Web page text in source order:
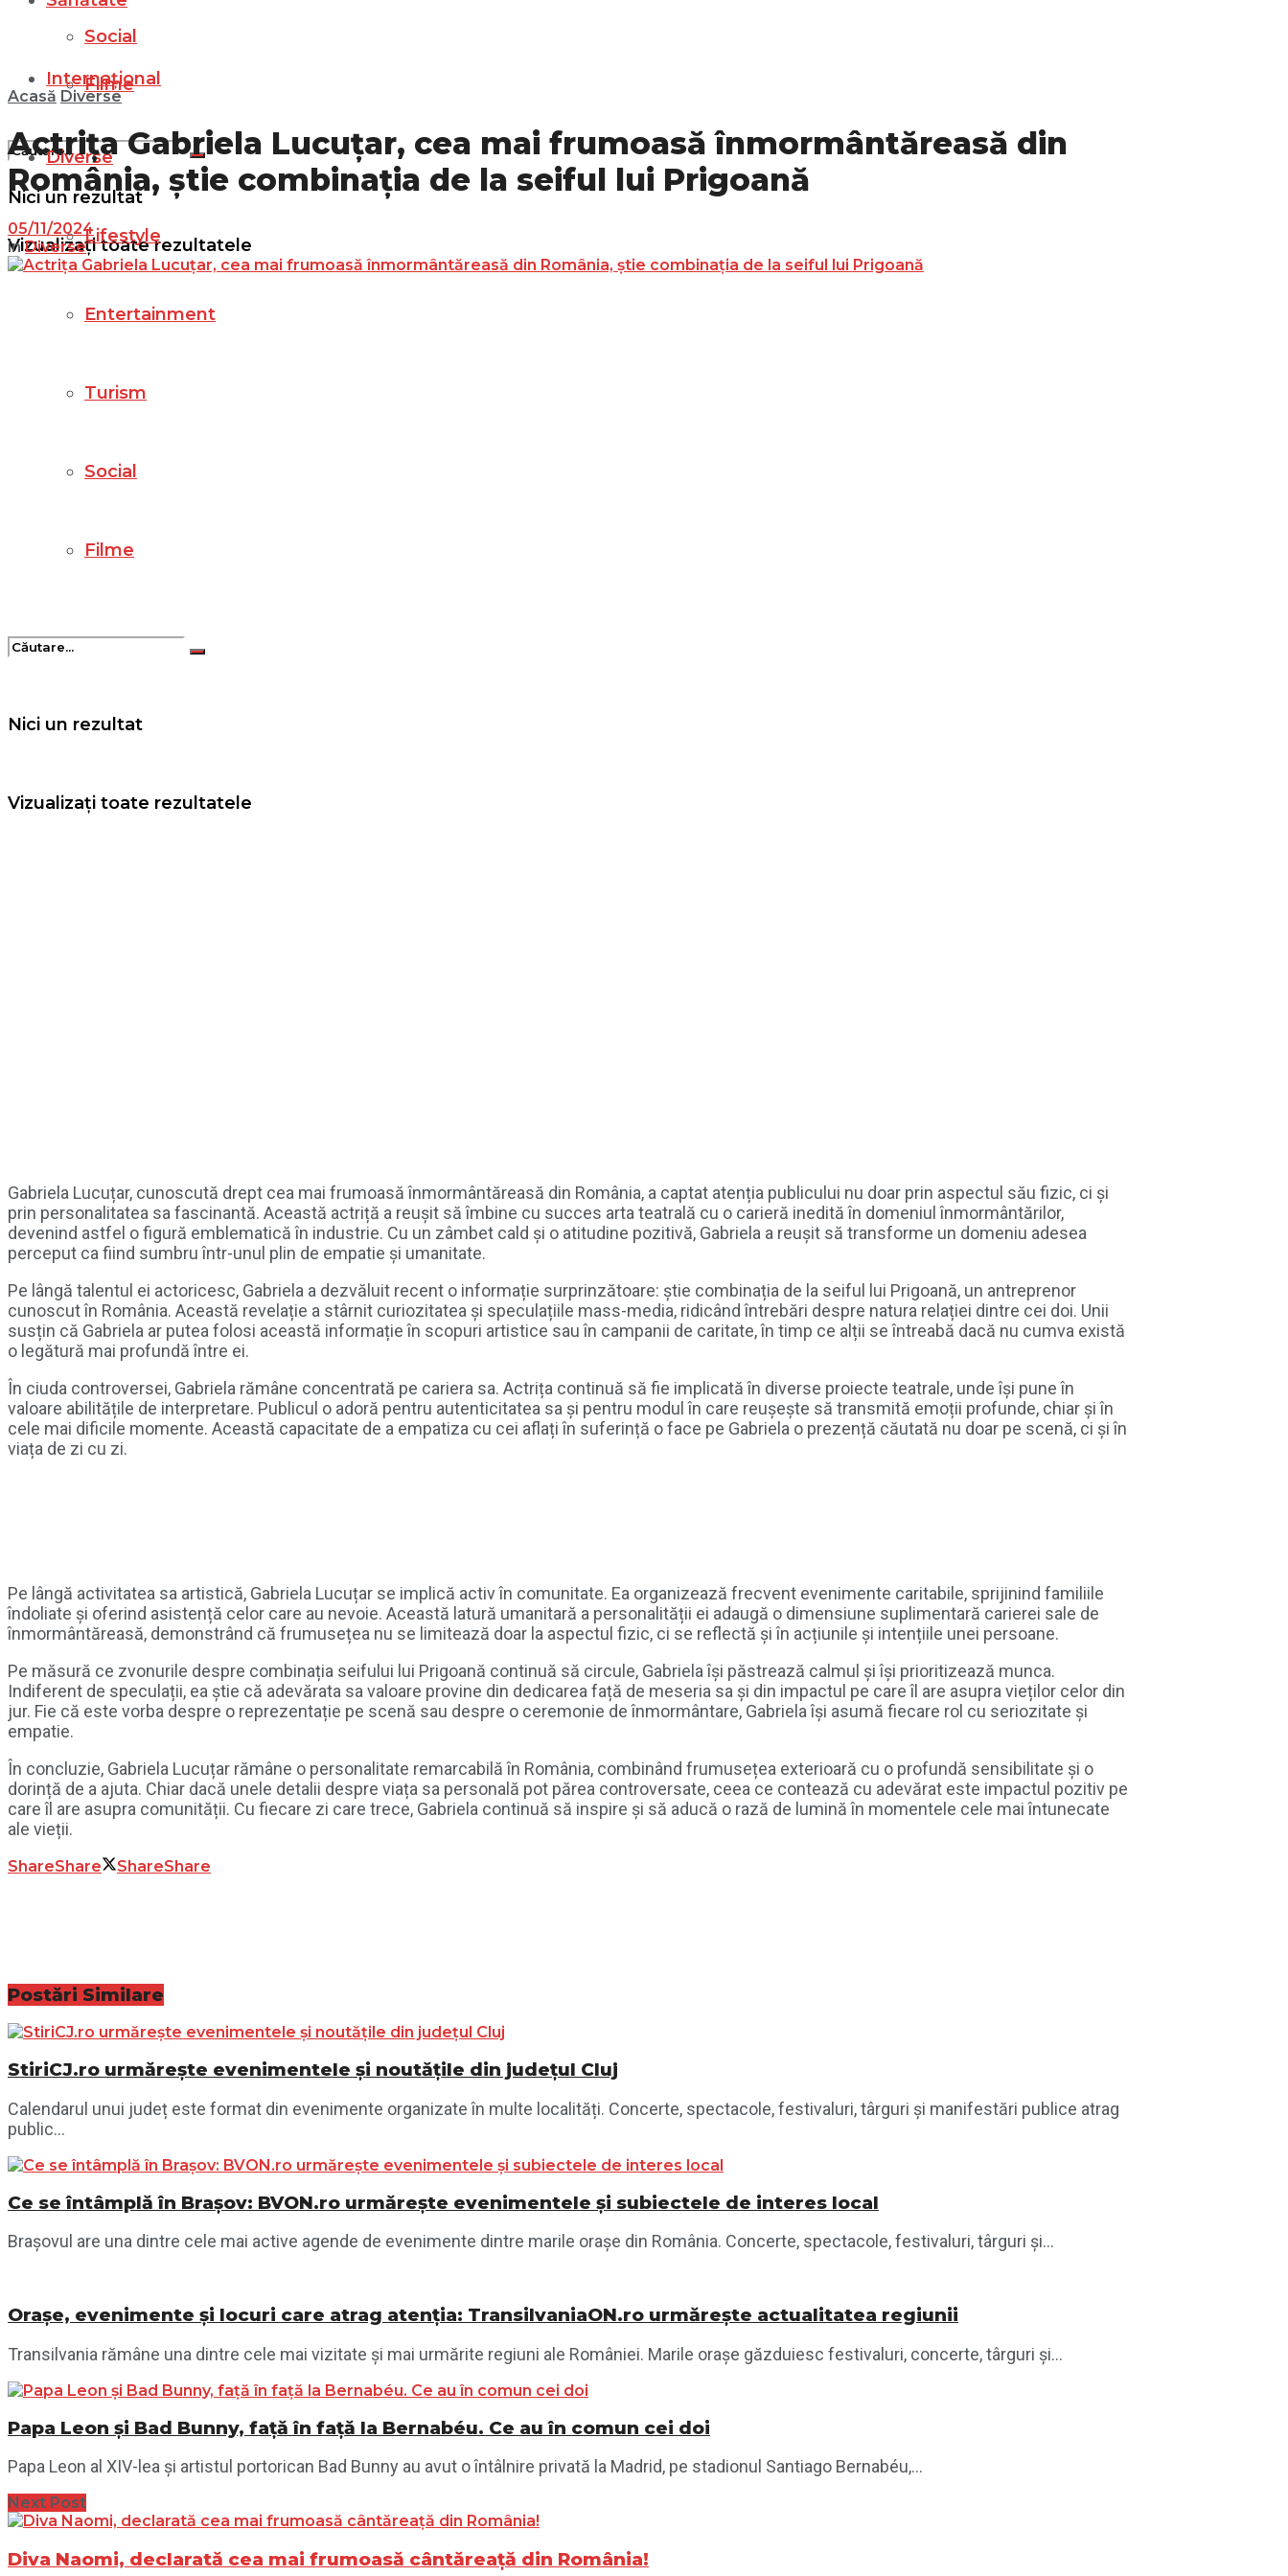
Social
Filme
Nici un rezultat
Vizualizați toate rezultatele
Internațional
Diverse
Lifestyle
Entertainment
Turism
Social
Filme
Nici un rezultat
Vizualizați toate rezultatele
Acasă Diverse
Actrița Gabriela Lucuțar, cea mai frumoasă înmormântăreasă din
România, știe combinația de la seiful lui Prigoană
05/11/2024
in Diverse
Gabriela Lucuțar, cunoscută drept cea mai frumoasă înmormântăreasă din România, a captat atenția publicului nu doar prin aspectul său fizic, ci și
prin personalitatea sa fascinantă. Această actriță a reușit să îmbine cu succes arta teatrală cu o carieră inedită în domeniul înmormântărilor,
devenind astfel o figură emblematică în industrie. Cu un zâmbet cald și o atitudine pozitivă, Gabriela a reușit să transforme un domeniu adesea
perceput ca fiind sumbru într-unul plin de empatie și umanitate.
Pe lângă talentul ei actoricesc, Gabriela a dezvăluit recent o informație surprinzătoare: știe combinația de la seiful lui Prigoană, un antreprenor
cunoscut în România. Această revelație a stârnit curiozitatea și speculațiile mass-media, ridicând întrebări despre natura relației dintre cei doi. Unii
susțin că Gabriela ar putea folosi această informație în scopuri artistice sau în campanii de caritate, în timp ce alții se întreabă dacă nu cumva există
o legătură mai profundă între ei.
În ciuda controversei, Gabriela rămâne concentrată pe cariera sa. Actrița continuă să fie implicată în diverse proiecte teatrale, unde își pune în
valoare abilitățile de interpretare. Publicul o adoră pentru autenticitatea sa și pentru modul în care reușește să transmită emoții profunde, chiar și în
cele mai dificile momente. Această capacitate de a empatiza cu cei aflați în suferință o face pe Gabriela o prezență căutată nu doar pe scenă, ci și în
viața de zi cu zi.
Pe lângă activitatea sa artistică, Gabriela Lucuțar se implică activ în comunitate. Ea organizează frecvent evenimente caritabile, sprijinind familiile
îndoliate și oferind asistență celor care au nevoie. Această latură umanitară a personalității ei adaugă o dimensiune suplimentară carierei sale de
înmormântăreasă, demonstrând că frumusețea nu se limitează doar la aspectul fizic, ci se reflectă și în acțiunile și intențiile unei persoane.
Pe măsură ce zvonurile despre combinația seifului lui Prigoană continuă să circule, Gabriela își păstrează calmul și își prioritizează munca.
Indiferent de speculații, ea știe că adevărata sa valoare provine din dedicarea față de meseria sa și din impactul pe care îl are asupra vieților celor din
jur. Fie că este vorba despre o reprezentație pe scenă sau despre o ceremonie de înmormântare, Gabriela își asumă fiecare rol cu seriozitate și
empatie.
În concluzie, Gabriela Lucuțar rămâne o personalitate remarcabilă în România, combinând frumusețea exterioară cu o profundă sensibilitate și o
dorință de a ajuta. Chiar dacă unele detalii despre viața sa personală pot părea controversate, ceea ce contează cu adevărat este impactul pozitiv pe
care îl are asupra comunității. Cu fiecare zi care trece, Gabriela continuă să inspire și să aducă o rază de lumină în momentele cele mai întunecate
ale vieții.
ShareShare ShareShare
Postări Similare
StiriCJ.ro urmărește evenimentele și noutățile din județul Cluj
Calendarul unui județ este format din evenimente organizate în multe localități. Concerte, spectacole, festivaluri, târguri și manifestări publice atrag
public...
Ce se întâmplă în Brașov: BVON.ro urmărește evenimentele și subiectele de interes local
Brașovul are una dintre cele mai active agende de evenimente dintre marile orașe din România. Concerte, spectacole, festivaluri, târguri și...
Orașe, evenimente și locuri care atrag atenția: TransilvaniaON.ro urmărește actualitatea regiunii
Transilvania rămâne una dintre cele mai vizitate și mai urmărite regiuni ale României. Marile orașe găzduiesc festivaluri, concerte, târguri și...
Papa Leon și Bad Bunny, față în față la Bernabéu. Ce au în comun cei doi
Papa Leon al XIV-lea și artistul portorican Bad Bunny au avut o întâlnire privată la Madrid, pe stadionul Santiago Bernabéu,...
Next Post
Diva Naomi, declarată cea mai frumoasă cântăreață din România!